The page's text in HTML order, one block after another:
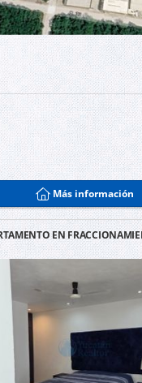
Más información
EN